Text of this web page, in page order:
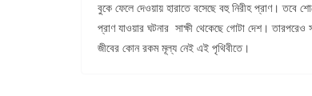
বুকে ফেলে দেওয়ায় হারাতে বসেছে বহু নিরীহ প্রাণ। তবে
প্রাণ যাওয়ার ঘটনার সাক্ষী থেকেছে গোটা দেশ।
জীবের কোন রকম মূল্য নেই এই পৃথিবীতে।